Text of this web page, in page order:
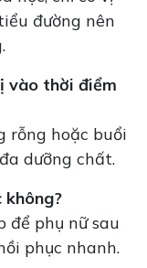
đường nên
vào thời điểm
rỗng hoặc buổi
dưỡng chất.
không?
để phụ nữ sau
phục nhanh.